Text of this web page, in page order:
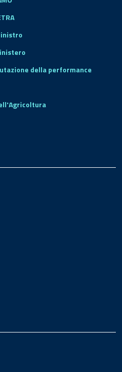
della performance